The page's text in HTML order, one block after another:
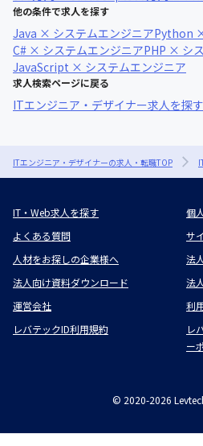
他の条件で求人を探す
Java × システムエンジニアPython
C# × システムエンジニアPHP × シ
JavaScript × システムエンジニア
求人検索ページに戻る
ITエンジニア・デザイナー求人を探す
ITエンジニア・デザイナーの求人・転職TOP
IT・Web求人を探す
個
よくある質問
サ
人材をお探しの企業様へ
法
法人向け資料ダウンロード
法
運営会社
利
レバテックID利用規約
レ
ー
© 2020-2026